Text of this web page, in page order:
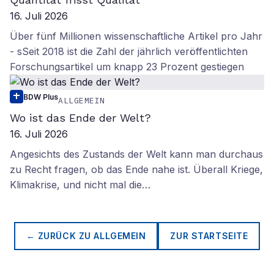
16. Juli 2026
Über fünf Millionen wissenschaftliche Artikel pro Jahr
- sSeit 2018 ist die Zahl der jährlich veröffentlichten
Forschungsartikel um knapp 23 Prozent gestiegen
BDW PlusALLGEMEIN
Wo ist das Ende der Welt?
16. Juli 2026
Angesichts des Zustands der Welt kann man durchaus
zu Recht fragen, ob das Ende nahe ist. Überall Kriege,
Klimakrise, und nicht mal die…
← ZURÜCK ZUALLGEMEIN ZUR STARTSEITE